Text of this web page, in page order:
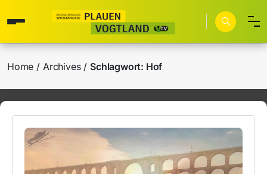
Home Archives Schlagwort: Hof